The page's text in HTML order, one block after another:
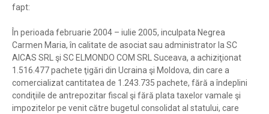
fapt:
În perioada februarie 2004 – iulie 2005, inculpata Negrea
Carmen Maria, în calitate de asociat sau administrator la SC
AICAS SRL şi SC ELMONDO COM SRL Suceava, a achiziţionat
1.516.477 pachete ţigări din Ucraina şi Moldova, din care a
comercializat cantitatea de 1.243.735 pachete, fără a îndeplini
condiţiile de antrepozitar fiscal şi fără plata taxelor vamale şi
impozitelor pe venit către bugetul consolidat al statului, care